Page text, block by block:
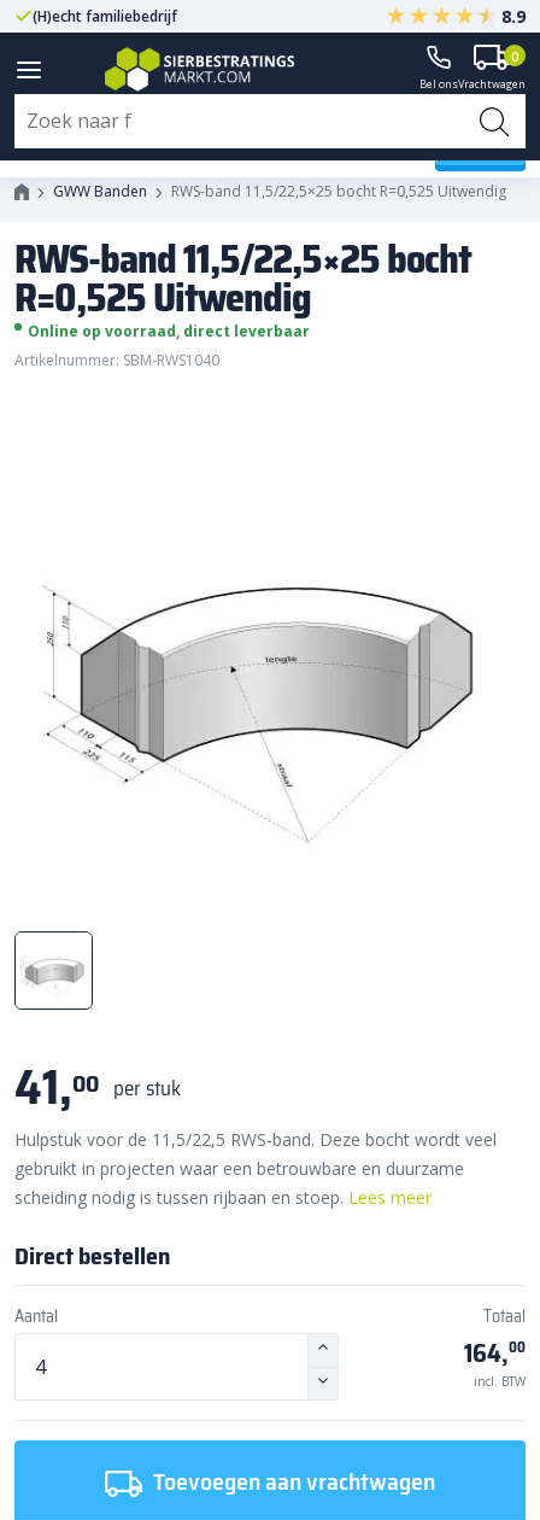
(H)echt familiebedrijf Gegarandeerd A-kwaliteit
8.9
Bel onsVrachtwagen
0
GWW Banden RWS-band 11,5/22,5×25 bocht R=0,525 Uitwendig
RWS-band 11,5/22,5×25 bocht
R=0,525 Uitwendig
Online op voorraad, direct leverbaar
Artikelnummer: SBM-RWS1040
41,00 per stuk
Hulpstuk voor de 11,5/22,5 RWS-band. Deze bocht wordt veel
gebruikt in projecten waar een betrouwbare en duurzame
scheiding nodig is tussen rijbaan en stoep. Lees meer
Direct bestellen
Aantal Totaal
164,00
incl. BTW
Toevoegen aan vrachtwagen
RWS-band 11,5/22,5x25 bocht
R=0,525 Uitwendig